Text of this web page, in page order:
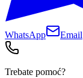
WhatsApp Email
Trebate pomoć?